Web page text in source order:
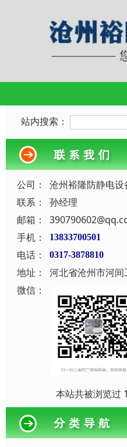
站内搜索：
公司：
沧州裕隆防静电
联系：
孙经理
邮箱：
手机：
13833700501
电话： 0317-3878810
地址：
河北省沧州市河间
微信：
本站共被浏览过